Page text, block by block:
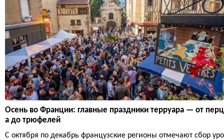
Осень во Франции: главные праздники терруара — от перц
а до трюфелей
С октября по декабрь французские регионы отмечают сбор уро